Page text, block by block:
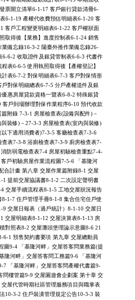
票開立清單6-1-17 客戶銀行貸款清冊6-
6-1-19 產權代收費預估明細表6-1-20 客
客戶工程變更明細表6-1-22 客戶權狀面
取得後【業務】進度控制表6-1-24 銷售
備忘錄16-3-2 陽臺外推作業備忘錄26-
6-6-2 收取證件及銀貸管制表6-6-3 代書作
表6-6-5 使用執照取得後【產權登記】
表6-7-2 對保明細表6-7-3 客戶對保情形
對保明細總表6-7-5 分戶產權送件及銀
惠房屋貸款資格一覽表6-8-2 特殊銀貸
客戶到場辦理對保作業程序6-10 預代收款
附錄 7-3-1 房屋檢查表(設備與配件)－
裝修)－27-3-3 房屋檢查表(室內與裝修)
以下適用消費者)7-3-5 客廳檢查表7-3-6
查表7-3-8 浴廁檢查表7-3-9 廚房檢查表7-
防弱電檢查表7-4 房屋初驗檢查重點7-4-
戶初驗房屋作業流程圖7-5-6 「基隆河
合計畫 第八章 交屋作業篇附錄8-1 交屋
1 提前交屋協議書8-1-2 二次設定聲明書
交屋手續流程表8-1-5 工地交屋狀況報告
1-7 住戶管理手冊8-1-8 集合住宅住戶使
9 交屋日報表（過戶統計）8-1-10 交屋日
交屋明細表8-1-12 交屋決算表8-1-13 房
對照表8-2 交屋灘頭堡理論示意圖8-6 21
6-1 預售契約書要項 第九章 交屋總動員
圖9-4 「基隆河畔」交屋答客問業務篇(提
隆河畔」交屋答客問工務篇9-6 「基隆河
7 「基隆河畔」交屋答客問產權代書篇9-
問樓管篇9-9 交屋園遊會企劃案 第十章 交
屋代管時期社區管理服務項目與職掌表
10-3-2 住戶裝潢管理規定公告10-3-3 裝